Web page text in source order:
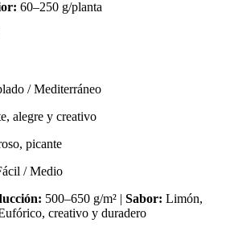
60–250 g/planta
/ Mediterráneo
alegre y creativo
picante
/ Medio
500–650 g/m² | Sabor: Limón,
creativo y duradero